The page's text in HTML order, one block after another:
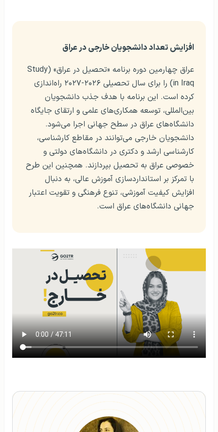
افزایش تعداد دانشجویان خارجی در عراق
عراق چهارمین دوره برنامه «تحصیل در عراق» (Study
in Iraq) را برای سال تحصیلی ۲۰۲۶-۲۰۲۷ راه‌اندازی
کرده است. این برنامه با هدف جذب دانشجویان
بین‌المللی، توسعه همکاری‌های علمی و ارتقای جایگاه
دانشگاه‌های عراق در سطح جهانی اجرا می‌شود.
دانشجویان خارجی می‌توانند در مقاطع کارشناسی،
کارشناسی ارشد و دکتری در دانشگاه‌های دولتی و
خصوصی عراق به تحصیل بپردازند. همچنین این طرح
با تمرکز بر استانداردسازی آموزش عالی، به دنبال
افزایش کیفیت آموزشی، تنوع فرهنگی و تقویت اعتبار
جهانی دانشگاه‌های عراق است.